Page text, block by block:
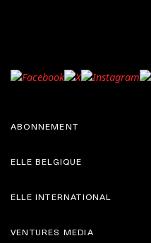
ABONNEMENT
ELLE BELGIQUE
ELLE INTERNATIONAL
VENTURES MEDIA